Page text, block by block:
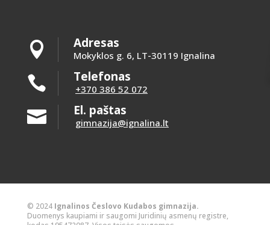
 Adresas
Mokyklos g. 6, LT-30119 Ignalina
 Telefonas
+370 386 52 072
 El. paštas
gimnazija@ignalina.lt
© 2024 Ignalinos Česlovo Kudabos gimnazija.
Duomenys kaupiami ir saugomi Juridinių asmenų registre,